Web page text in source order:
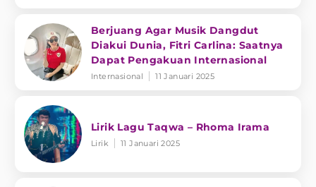
Berjuang Agar Musik Dangdut
Diakui Dunia, Fitri Carlina: Saatnya
Dapat Pengakuan Internasional
Internasional 11 Januari 2025
Lirik Lagu Taqwa – Rhoma Irama
Lirik 11 Januari 2025